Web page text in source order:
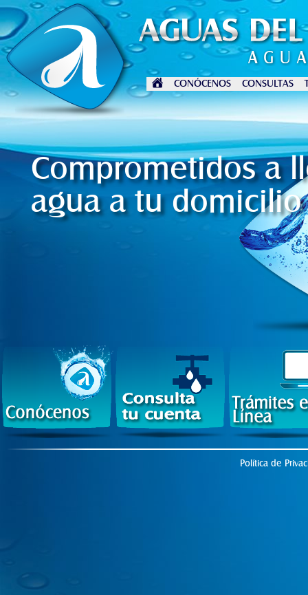
CONÓCENOS CONSULTAS
Comprometidos a
agua a tu domicilio
Política de